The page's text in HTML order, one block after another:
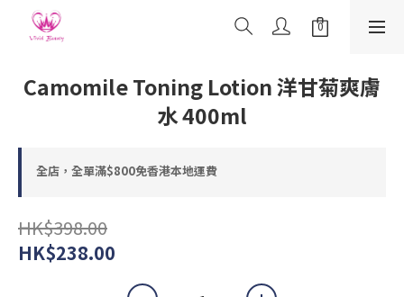
Camomile Toning Lotion 洋甘菊爽膚
水 400ml
全店，全單滿$800免香港本地運費
HK$398.00
HK$238.00